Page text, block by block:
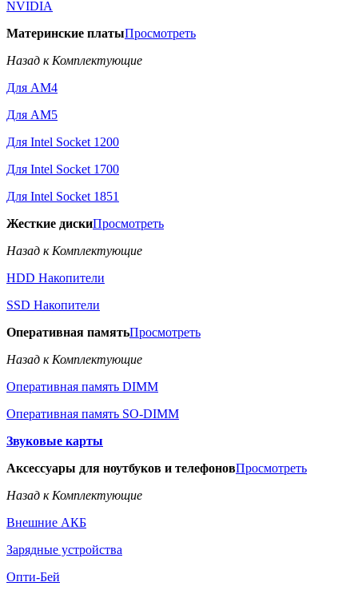
NVIDIA
Материнские платыПросмотреть
Назад к Комплектующие
Для AM4
Для AM5
Для Intel Socket 1200
Для Intel Socket 1700
Для Intel Socket 1851
Жесткие дискиПросмотреть
Назад к Комплектующие
HDD Накопители
SSD Накопители
Оперативная памятьПросмотреть
Назад к Комплектующие
Оперативная память DIMM
Оперативная память SO-DIMM
Звуковые карты
Аксессуары для ноутбуков и телефоновПросмотреть
Назад к Комплектующие
Внешние АКБ
Зарядные устройства
Опти-Бей